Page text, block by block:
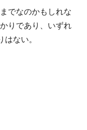
でなのかもしれな
りであり、いずれ
はない。